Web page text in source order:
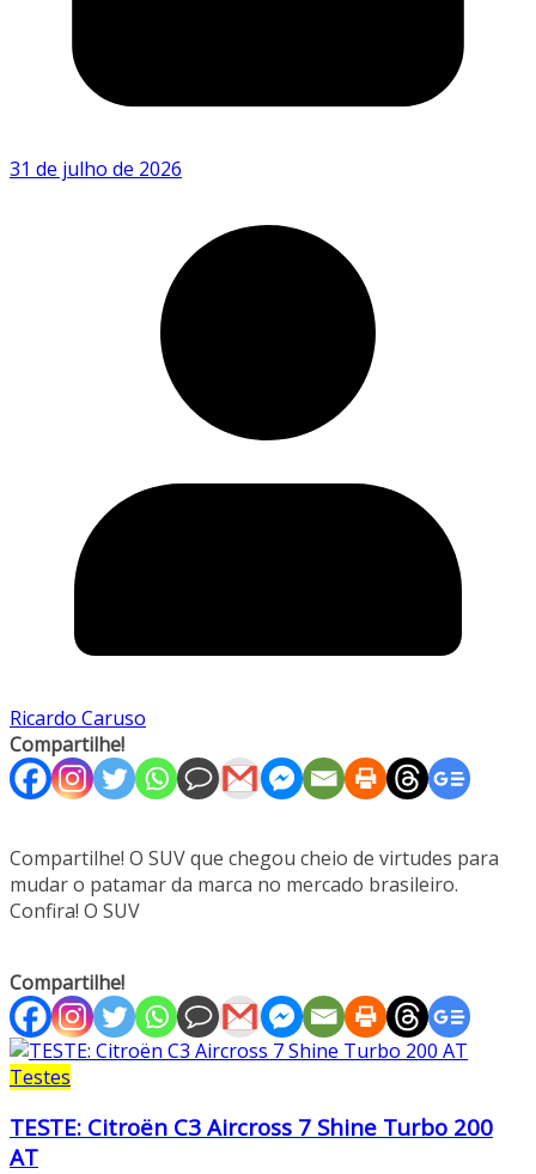
31 de julho de 2026
Ricardo Caruso
Compartilhe!
Compartilhe! O SUV que chegou cheio de virtudes para
mudar o patamar da marca no mercado brasileiro.
Confira! O SUV
Compartilhe!
Testes
TESTE: Citroën C3 Aircross 7 Shine Turbo 200
AT